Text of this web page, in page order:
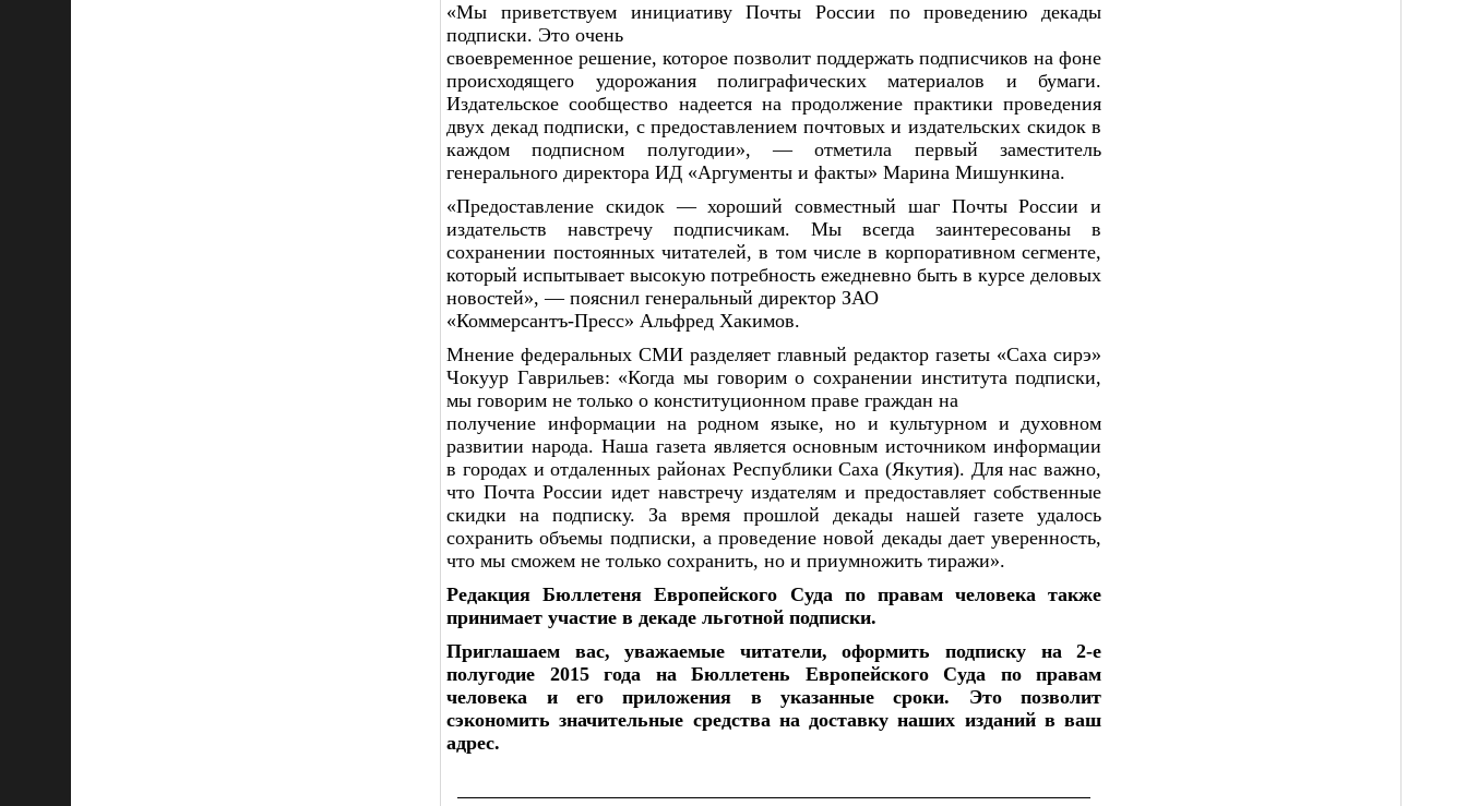
«Мы приветствуем инициативу Почты России по проведению декады
подписки. Это очень
своевременное решение, которое позволит поддержать подписчиков на фоне
происходящего удорожания полиграфических материалов и бумаги.
Издательское сообщество надеется на продолжение практики проведения
двух декад подписки, с предоставлением почтовых и издательских скидок в
каждом подписном полугодии», — отметила первый заместитель
генерального директора ИД «Аргументы и факты» Марина Мишункина.
«Предоставление скидок — хороший совместный шаг Почты России и
издательств навстречу подписчикам. Мы всегда заинтересованы в
сохранении постоянных читателей, в том числе в корпоративном сегменте,
который испытывает высокую потребность ежедневно быть в курсе деловых
новостей», — пояснил генеральный директор ЗАО
«Коммерсантъ-Пресс» Альфред Хакимов.
Мнение федеральных СМИ разделяет главный редактор газеты «Саха сирэ»
Чокуур Гаврильев: «Когда мы говорим о сохранении института подписки,
мы говорим не только о конституционном праве граждан на
получение информации на родном языке, но и культурном и духовном
развитии народа. Наша газета является основным источником информации
в городах и отдаленных районах Республики Саха (Якутия). Для нас важно,
что Почта России идет навстречу издателям и предоставляет собственные
скидки на подписку. За время прошлой декады нашей газете удалось
сохранить объемы подписки, а проведение новой декады дает уверенность,
что мы сможем не только сохранить, но и приумножить тиражи».
Редакция Бюллетеня Европейского Суда по правам человека также
принимает участие в декаде льготной подписки.
Приглашаем вас, уважаемые читатели, оформить подписку на 2-е
полугодие 2015 года на Бюллетень Европейского Суда по правам
человека и его приложения в указанные сроки. Это позволит
сэкономить значительные средства на доставку наших изданий в ваш
адрес.